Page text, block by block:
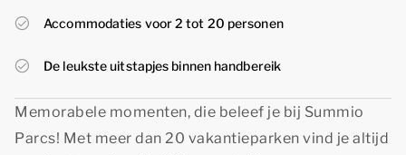
Accommodaties voor 2 tot 20 personen
De leukste uitstapjes binnen handbereik
Memorabele momenten, die beleef je bij Summio
Parcs! Met meer dan 20 vakantieparken vind je altijd